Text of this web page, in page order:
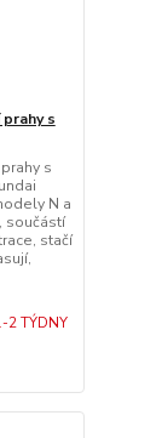
s
s
N a
součástí
stačí
2 TÝDNY